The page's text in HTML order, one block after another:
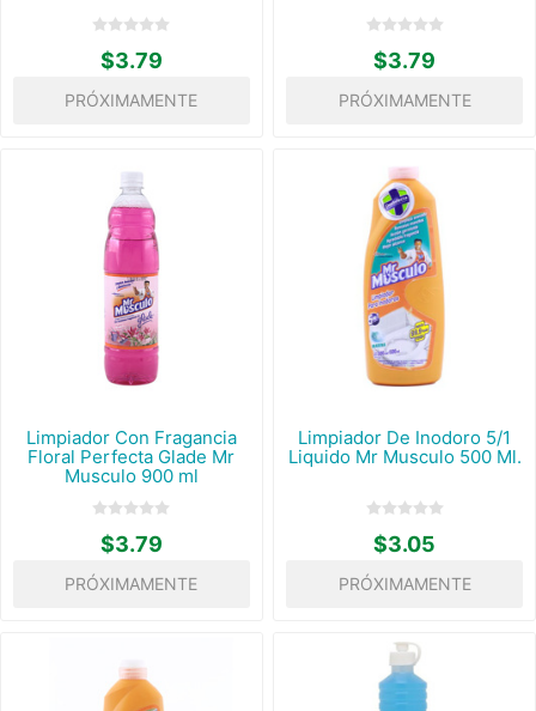
$3.79
PRÓXIMAMENTE
$3.79
PRÓXIMAMENTE
Limpiador Con Fragancia
Floral Perfecta Glade Mr
Musculo 900 ml
$3.79
PRÓXIMAMENTE
Limpiador De Inodoro 5/1
Liquido Mr Musculo 500 Ml.
$3.05
PRÓXIMAMENTE